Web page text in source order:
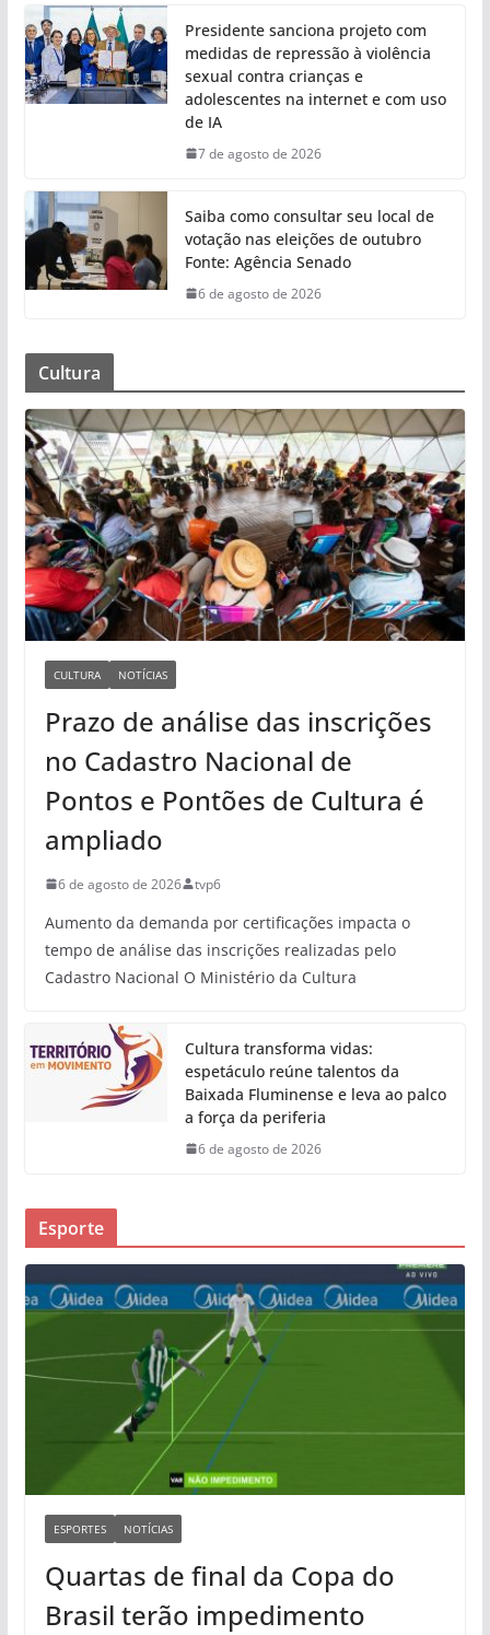
Presidente sanciona projeto com
medidas de repressão à violência
sexual contra crianças e
adolescentes na internet e com uso
de IA
7 de agosto de 2026
Saiba como consultar seu local de
votação nas eleições de outubro
Fonte: Agência Senado
6 de agosto de 2026
Cultura
CULTURA NOTÍCIAS
Prazo de análise das inscrições
no Cadastro Nacional de
Pontos e Pontões de Cultura é
ampliado
6 de agosto de 2026 tvp6
Aumento da demanda por certificações impacta o
tempo de análise das inscrições realizadas pelo
Cadastro Nacional O Ministério da Cultura
Cultura transforma vidas:
espetáculo reúne talentos da
Baixada Fluminense e leva ao palco
a força da periferia
6 de agosto de 2026
Esporte
ESPORTES NOTÍCIAS
Quartas de final da Copa do
Brasil terão impedimento